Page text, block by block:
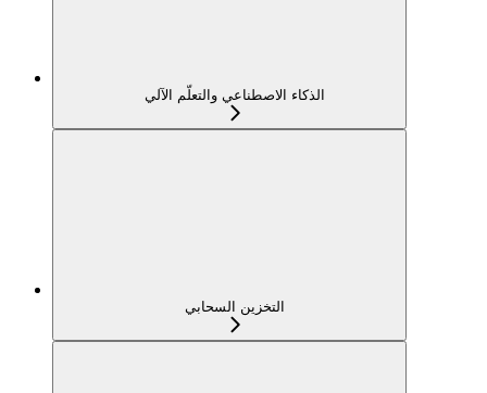
الذكاء الاصطناعي والتعلّم الآلي
التخزين السحابي